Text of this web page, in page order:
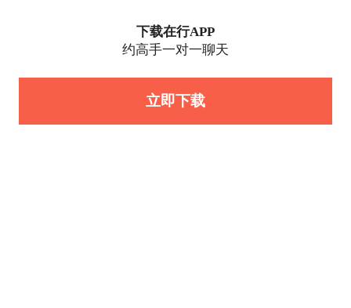
下载在行APP
约高手一对一聊天
立即下载